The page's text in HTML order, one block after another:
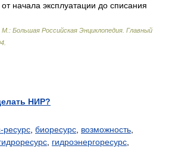
начала эксплуатации до списания
Большая Российская Энциклопедия Главный
НИР?
ресурс биоресурс возможность
гидроэнергоресурс